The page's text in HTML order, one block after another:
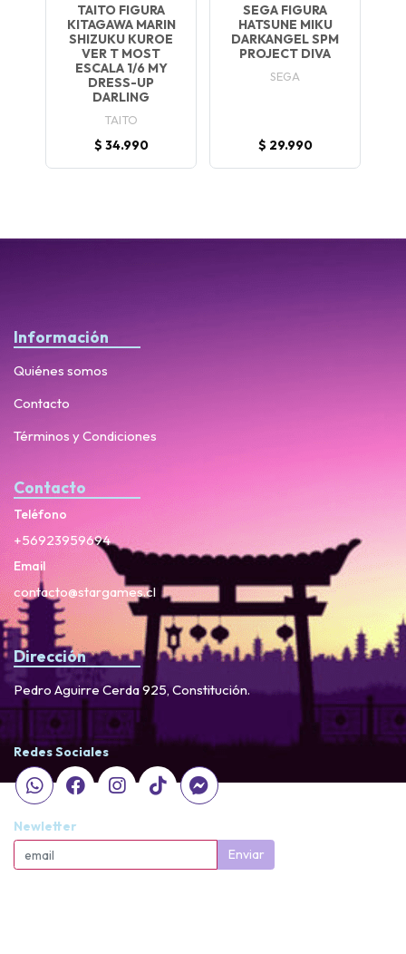
TAITO FIGURA
KITAGAWA MARIN
SHIZUKU KUROE
VER T MOST
ESCALA 1/6 MY
DRESS-UP
DARLING
TAITO
$ 34.990
SEGA FIGURA
HATSUNE MIKU
DARKANGEL SPM
PROJECT DIVA
SEGA
$ 29.990
Información
Quiénes somos
Contacto
Términos y Condiciones
Contacto
Teléfono
+56923959694
Email
contacto@stargames.cl
Dirección
Pedro Aguirre Cerda 925, Constitución.
Redes Sociales
Newletter
Enviar